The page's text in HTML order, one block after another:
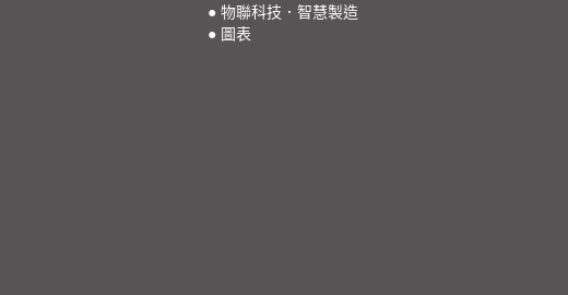
● 物聯科技．智慧製造
● 圖表